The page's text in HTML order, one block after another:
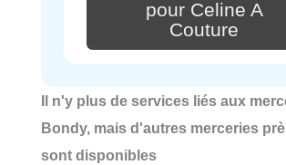
pour Celine A
Couture
Il n'y plus de services liés aux
Bondy, mais d'autres merceries
sont disponibles